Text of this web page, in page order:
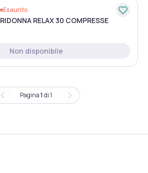
Esaurito
RIDONNA RELAX 30 COMPRESSE
Non disponibile
Pagina1 di1